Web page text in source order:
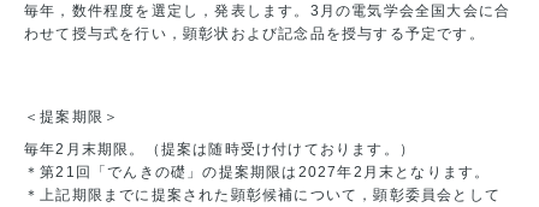
毎年，数件程度を選定し，発表します。3月の電気学会全国大会に合
わせて授与式を行い，顕彰状および記念品を授与する予定です。
＜提案期限＞
毎年2月末期限。（提案は随時受け付けております。）
＊第21回「でんきの礎」の提案期限は2027年2月末となります。
＊上記期限までに提案された顕彰候補について，顕彰委員会として